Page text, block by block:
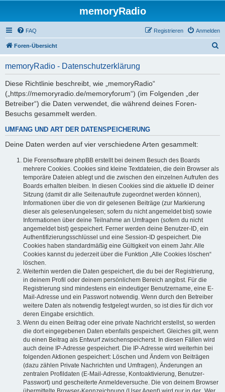
memoryRadio
FAQ Anmelden
Registrieren
Foren-Übersicht
memoryRadio - Datenschutzerklärung
Diese Richtlinie beschreibt, wie „memoryRadio“
(„https://memoryradio.de/memoryforum“) (im Folgenden „der
Betreiber“) die Daten verwendet, die während deines Foren-
Besuchs gesammelt werden.
UMFANG UND ART DER DATENSPEICHERUNG
Deine Daten werden auf vier verschiedene Arten gesammelt:
Die Forensoftware phpBB erstellt bei deinem Besuch des Boards
mehrere Cookies. Cookies sind kleine Textdateien, die dein Browser als
temporäre Dateien ablegt und die zwischen den einzelnen Aufrufen des
Boards erhalten bleiben. In diesen Cookies sind die aktuelle ID deiner
Sitzung (damit dir alle Seitenaufrufe zugeordnet werden können),
Informationen über die von dir gelesenen Beiträge (zur Markierung
dieser als gelesen/ungelesen; sofern du nicht angemeldet bist) sowie
Informationen über deine Teilnahme an Umfragen (sofern du nicht
angemeldet bist) gespeichert. Ferner werden deine Benutzer-ID, ein
Authentifizierungsschlüssel und eine Session-ID gespeichert. Die
Cookies haben standardmäßig eine Gültigkeit von einem Jahr. Alle
Cookies kannst du jederzeit über die Funktion „Alle Cookies löschen“
löschen.
Weiterhin werden die Daten gespeichert, die du bei der Registrierung,
in deinem Profil oder deinem persönlichem Bereich angibst. Für die
Registrierung sind mindestens ein eindeutiger Benutzername, eine E-
Mail-Adresse und ein Passwort notwendig. Wenn durch den Betreiber
weitere Daten als notwendig festgelegt wurden, so ist dies für dich vor
deren Eingabe ersichtlich.
Wenn du einen Beitrag oder eine private Nachricht erstellst, so werden
die dort eingegebenen Daten ebenfalls gespeichert. Gleiches gilt, wenn
du einen Beitrag als Entwurf zwischenspeicherst. In diesen Fällen wird
auch deine IP-Adresse gespeichert. Die IP-Adresse wird weiterhin bei
folgenden Aktionen gespeichert: Löschen und Ändern von Beiträgen
(dazu zählen Private Nachrichten und Umfragen), Änderungen an
zentralen Profildaten (E-Mail-Adresse, Kontoaktivierung, Benutzer-
Passwort) und gescheiterte Anmeldeversuche. Die von deinem Browser